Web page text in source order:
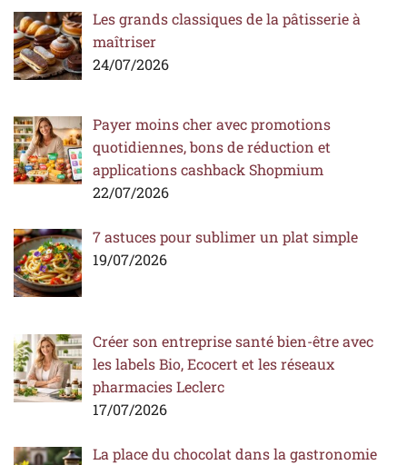
Les grands classiques de la pâtisserie à
maîtriser
24/07/2026
Payer moins cher avec promotions
quotidiennes, bons de réduction et
applications cashback Shopmium
22/07/2026
7 astuces pour sublimer un plat simple
19/07/2026
Créer son entreprise santé bien-être avec
les labels Bio, Ecocert et les réseaux
pharmacies Leclerc
17/07/2026
La place du chocolat dans la gastronomie